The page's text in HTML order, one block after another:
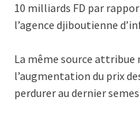
10 milliards FD par
l’agence djiboutienne
La même source
l’augmentation du prix
perdurer au dernier